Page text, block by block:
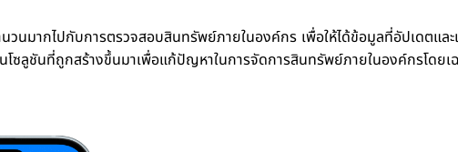
วนมากไปกับการตรวจสอบสินทรัพย์ภายในองค์กร เพื่อให้ได้ข้อมูลที่อัปเดตแล
โซลูชันที่ถูกสร้างขึ้นมาเพื่อแก้ปัญหาในการจัดการสินทรัพย์ภายในองค์กรโดยเ